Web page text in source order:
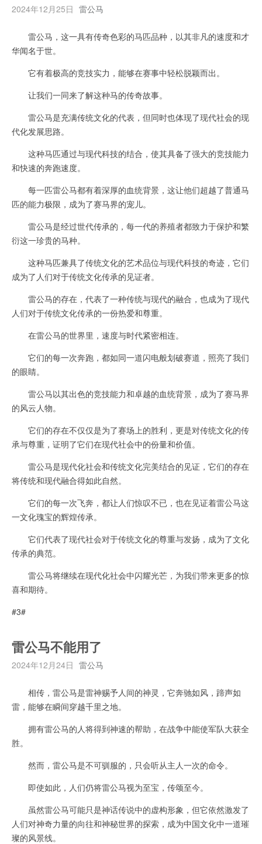
2024年12月25日 雷公马
雷公马，这一具有传奇色彩的马匹品种，以其非凡的速度和才
华闻名于世。
它有着极高的竞技实力，能够在赛事中轻松脱颖而出。
让我们一同来了解这种马的传奇故事。
雷公马是充满传统文化的代表，但同时也体现了现代社会的现
代化发展思路。
这种马匹通过与现代科技的结合，使其具备了强大的竞技能力
和快速的奔跑速度。
每一匹雷公马都有着深厚的血统背景，这让他们超越了普通马
匹的能力极限，成为了赛马界的宠儿。
雷公马是经过世代传承的，每一代的养殖者都致力于保护和繁
衍这一珍贵的马种。
这种马匹兼具了传统文化的艺术品位与现代科技的奇迹，它们
成为了人们对于传统文化传承的见证者。
雷公马的存在，代表了一种传统与现代的融合，也成为了现代
人们对于传统文化传承的一份热爱和尊重。
在雷公马的世界里，速度与时代紧密相连。
它们的每一次奔跑，都如同一道闪电般划破赛道，照亮了我们
的眼睛。
雷公马以其出色的竞技能力和卓越的血统背景，成为了赛马界
的风云人物。
它们的存在不仅仅是为了赛场上的胜利，更是对传统文化的传
承与尊重，证明了它们在现代社会中的份量和价值。
雷公马是现代化社会和传统文化完美结合的见证，它们的存在
将传统和现代融合得如此自然。
它们的每一次飞奔，都让人们惊叹不已，也在见证着雷公马这
一文化瑰宝的辉煌传承。
它们代表了现代社会对于传统文化的尊重与发扬，成为了文化
传承的典范。
雷公马将继续在现代化社会中闪耀光芒，为我们带来更多的惊
喜和期待。
#3#
雷公马不能用了
2024年12月24日 雷公马
相传，雷公马是雷神赐予人间的神灵，它奔驰如风，蹄声如
雷，能够在瞬间穿越千里之地。
拥有雷公马的人将得到神速的帮助，在战争中能使军队大获全
胜。
然而，雷公马是不可驯服的，只会听从主人一次的命令。
即使如此，人们仍将雷公马视为至宝，传颂至今。
虽然雷公马可能只是神话传说中的虚构形象，但它依然激发了
人们对神奇力量的向往和神秘世界的探索，成为中国文化中一道璀
璨的风景线。